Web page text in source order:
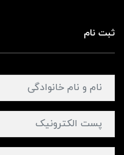
ثبت نام